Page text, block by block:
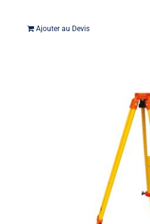
Ajouter au Devis